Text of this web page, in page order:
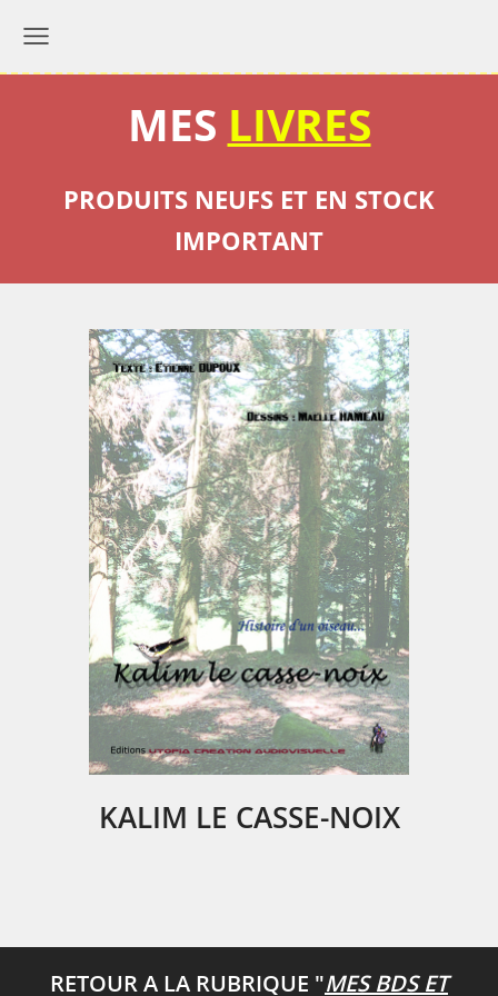
MES LIVRES
PRODUITS NEUFS ET EN STOCK
IMPORTANT
KALIM LE CASSE-NOIX
RETOUR A LA RUBRIQUE "MES BDS ET